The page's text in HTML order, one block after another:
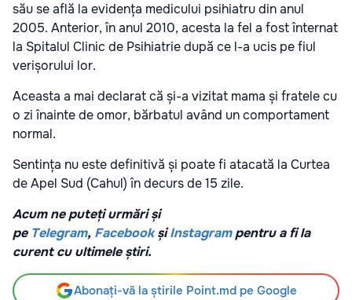
său se află la evidența medicului psihiatru din anul
2005. Anterior, în anul 2010, acesta la fel a fost înternat
la Spitalul Clinic de Psihiatrie după ce l-a ucis pe fiul
verișorului lor.
Aceasta a mai declarat că și-a vizitat mama și fratele cu
o zi înainte de omor, bărbatul având un comportament
normal.
Sentința nu este definitivă și poate fi atacată la Curtea
de Apel Sud (Cahul) în decurs de 15 zile.
Acum ne puteți urmări și
pe Telegram, Facebook șiInstagrampentru a fi la
curent cu ultimele știri.
Abonați-vă la știrile Point.md pe Google